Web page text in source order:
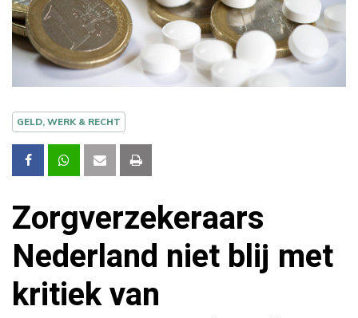
GELD, WERK & RECHT
Zorgverzekeraars
Nederland niet blij met
kritiek van